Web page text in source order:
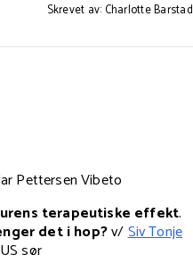
Skrevet av: Charlotte Barstad
Pettersen Vibeto
terapeutiske effekt.
det i hop?v/Siv Tonje
sør